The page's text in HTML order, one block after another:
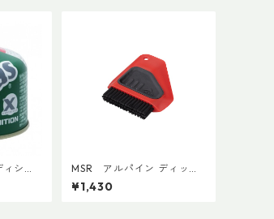
ショ
MSR アルパイン ディッシ
ュブラシ／スクレイパー
¥1,430